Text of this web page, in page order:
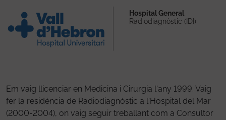
Hospital General
Radiodiagnòstic (IDI)
Em vaig llicenciar en Medicina i Cirurgia l'any 1999. Vaig
fer la residència de Radiodiagnòstic a l'Hospital del Mar
(2000-2004), on vaig seguir treballant com a Consultor